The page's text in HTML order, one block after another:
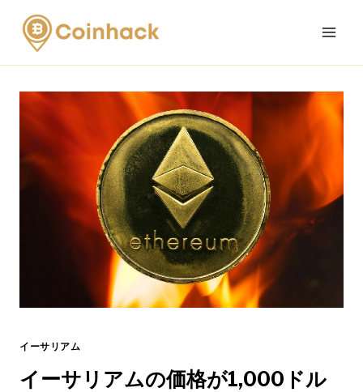
Skip
content
イーサリアム
イーサリアムの価格が1,000ドル